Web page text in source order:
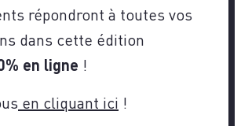
répondront à toutes vos
dans cette édition
en ligne !
en cliquant ici !